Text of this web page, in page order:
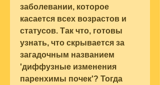
заболевании, которое
касается всех возрастов и
статусов. Так что, готовы
узнать, что скрывается за
загадочным названием
'диффузные изменения
паренхимы почек'? Тогда